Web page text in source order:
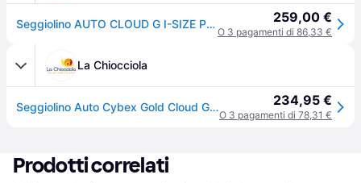
Seggiolino AUTO CLOUD G I-SIZE PLUS - moon black - CYBEX - Nero - Taglia Unica 259,00 €
O 3 pagamenti di 86,33 €
La Chiocciola
Seggiolino Auto Cybex Gold Cloud G Plus Moon Black 234,95 €
O 3 pagamenti di 78,31 €
Prodotti correlati